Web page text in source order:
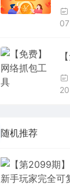
07
20
随机推荐